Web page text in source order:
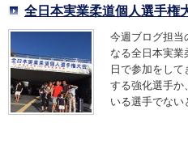
全日本実業柔道個人選手権
今週ブログ担当
なる全日本実業
日で参加をし
する強化選手か
いる選手でな